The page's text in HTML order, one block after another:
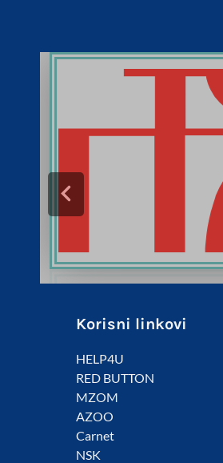
Korisni linkovi
HELP4U
RED BUTTON
MZOM
AZOO
Carnet
NSK